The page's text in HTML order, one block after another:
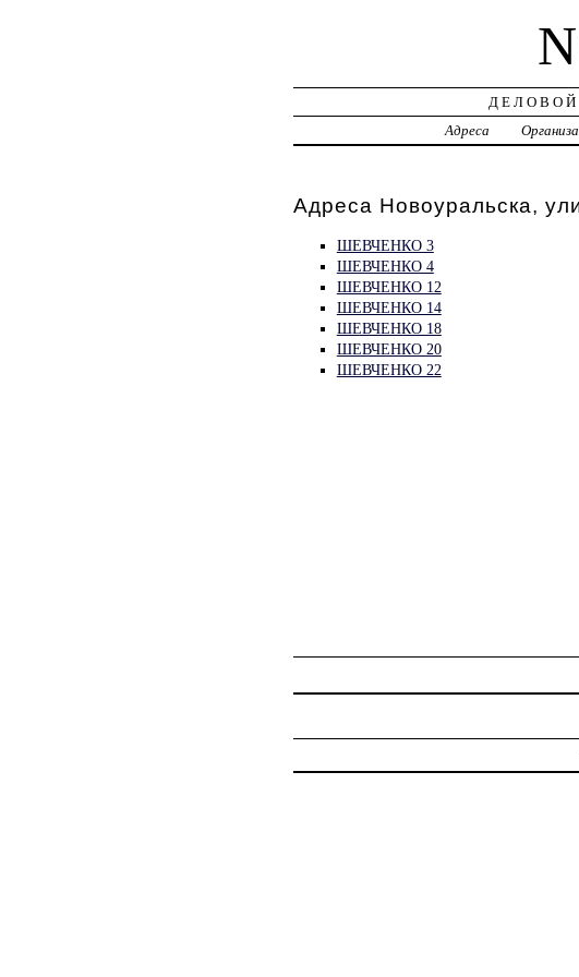
Адреса
Адреса Новоуральска,
ШЕВЧЕНКО 3
ШЕВЧЕНКО 4
ШЕВЧЕНКО 12
ШЕВЧЕНКО 14
ШЕВЧЕНКО 18
ШЕВЧЕНКО 20
ШЕВЧЕНКО 22